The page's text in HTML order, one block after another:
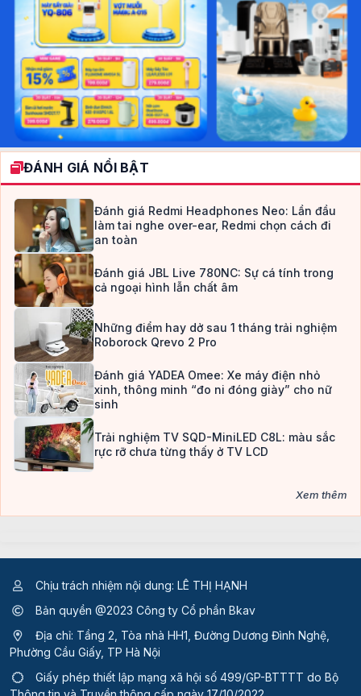
ĐÁNH GIÁ NỔI BẬT
Đánh giá Redmi Headphones Neo: Lần đầu
làm tai nghe over-ear, Redmi chọn cách đi
an toàn
Đánh giá JBL Live 780NC: Sự cá tính trong
cả ngoại hình lẫn chất âm
Những điểm hay dở sau 1 tháng trải nghiệm
Roborock Qrevo 2 Pro
Đánh giá YADEA Omee: Xe máy điện nhỏ
xinh, thông minh “đo ni đóng giày” cho nữ
sinh
Trải nghiệm TV SQD-MiniLED C8L: màu sắc
rực rỡ chưa từng thấy ở TV LCD
Xem thêm
Chịu trách nhiệm nội dung: LÊ THỊ HẠNH
Bản quyền @2023 Công ty Cổ phần Bkav
Địa chỉ: Tầng 2, Tòa nhà HH1, Đường Dương Đình Nghệ,
Phường Cầu Giấy, TP Hà Nội
Giấy phép thiết lập mạng xã hội số 499/GP-BTTTT do Bộ